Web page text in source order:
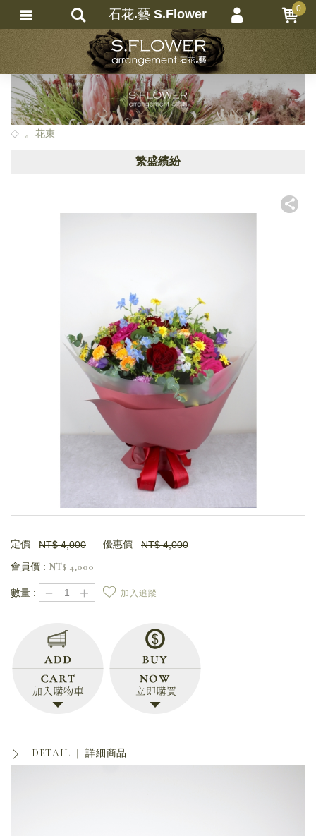
。花束
繁盛繽紛
定價 : NT$ 4,000 優惠價 : NT$ 4,000
會員價 : NT$ 4,000
數量 : － ＋ 加入追蹤
DETAIL ｜詳細商品
石花.藝 S.Flower 0
會員登入
會員註冊
忘記密碼
訂單查詢
繁體中文